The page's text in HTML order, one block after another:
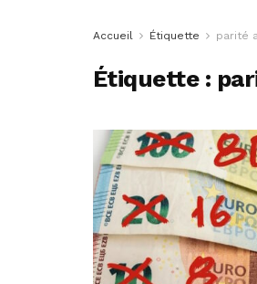
Accueil Étiquette parité
Étiquette :